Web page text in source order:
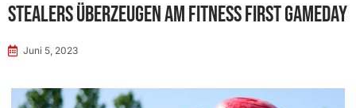
Stealers überzeugen am Fitness First GameDay
Juni 5, 2023